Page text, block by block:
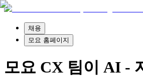
채용
모요 홈페이지
모요 CX 팀이 AI -